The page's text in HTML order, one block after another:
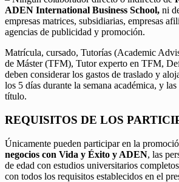
ADEN International Business School, ni
empresas matrices, subsidiarias, empresas
agencias de publicidad y promoción.
Matrícula, cursado, Tutorías (Academic
de Máster (TFM), Tutor experto en TFM,
deben considerar los gastos de traslado y
los 5 días durante la semana académica, y las
título.
REQUISITOS DE LOS
Únicamente pueden participar en la
negocios con Vida y Éxito y ADEN, las
de edad con estudios universitarios
con todos los requisitos establecidos en el